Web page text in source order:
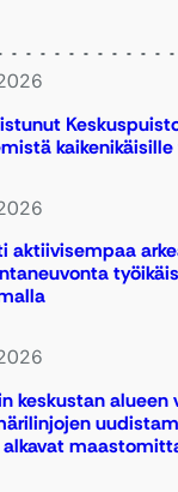
aktiivisempaa
keskustan alueen